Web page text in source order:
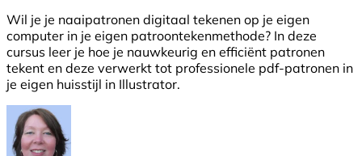
Wil je je naaipatronen digitaal tekenen op je eigen
computer in je eigen patroontekenmethode? In deze
cursus leer je hoe je nauwkeurig en efficiënt patronen
tekent en deze verwerkt tot professionele pdf-patronen in
je eigen huisstijl in Illustrator.